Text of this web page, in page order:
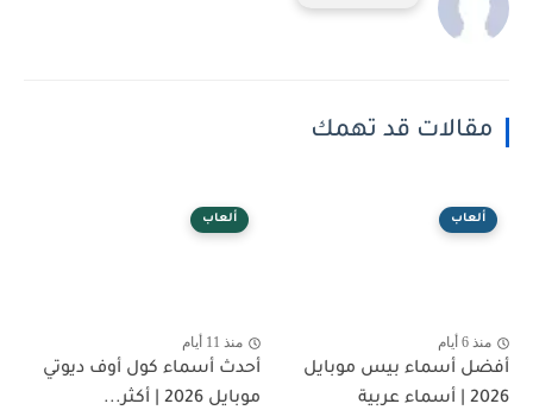
مقالات قد تهمك
ألعاب
منذ 6 أيام
أفضل أسماء بيس موبايل
2026 | أسماء عربية
ألعاب
منذ 11 أيام
أحدث أسماء كول أوف ديوتي
موبايل 2026 | أكثر...